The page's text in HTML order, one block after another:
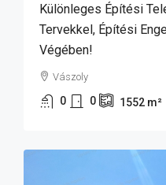
Különleges Építési
Tervekkel, Építési
Végében!
Vászoly
0 0 1552 m²